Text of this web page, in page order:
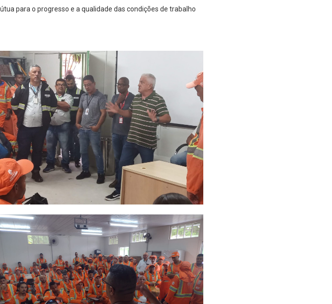
para o progresso e a qualidade das condições de trabalho